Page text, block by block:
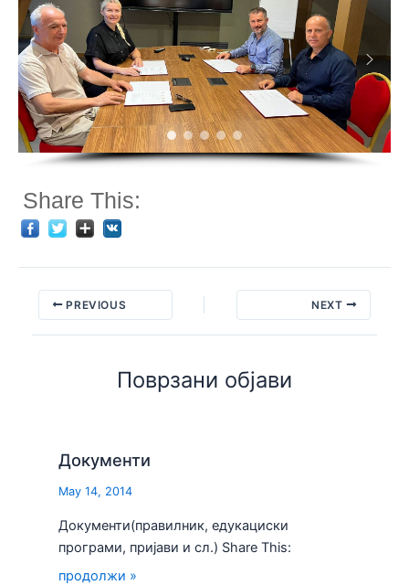
Share This:
PREVIOUS NEXT
Поврзани објави
Документи
May 14, 2014
Документи(правилник, едукациски
програми, пријави и сл.) Share This:
продолжи »